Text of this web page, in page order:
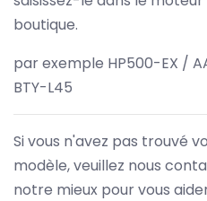
boutique.
par exemple HP500-EX /
BTY-L45
Si vous n'avez pas trouvé
modèle, veuillez nous
notre mieux pour vous